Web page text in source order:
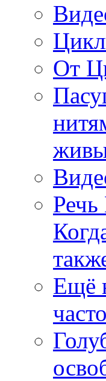
От
Ещё